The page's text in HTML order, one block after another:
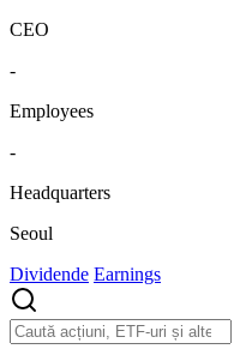
CEO
-
Employees
-
Headquarters
Seoul
Dividende Earnings